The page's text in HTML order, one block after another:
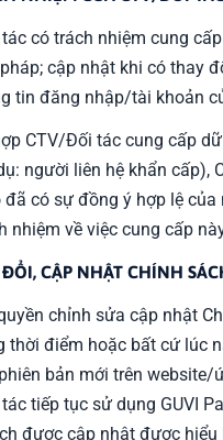
có trách nhiệm cung
cập nhật khi có thay
tin đăng nhập/tài khoản
CTV/Đối tác cung cấp
người liên hệ khẩn cấp),
có sự đồng ý hợp lệ của
nhiệm về việc cung cấp
CẬP NHẬT CHÍNH
chỉnh sửa cập nhật
thời điểm hoặc bất cứ lúc
bản mới trên website/
tiếp tục sử dụng GUVI
được cập nhật được hiểu